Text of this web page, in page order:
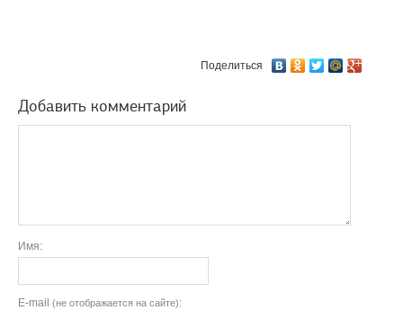
Поделиться
Добавить комментарий
Имя:
E-mail (не отображается на сайте):